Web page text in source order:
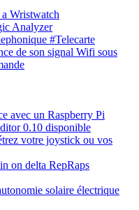
Wristwatch
Analyzer
#Telecarte
de son signal Wifi sous
avec un Raspberry Pi
0.10 disponible
votre joystick ou vos
on delta RepRaps
solaire électrique